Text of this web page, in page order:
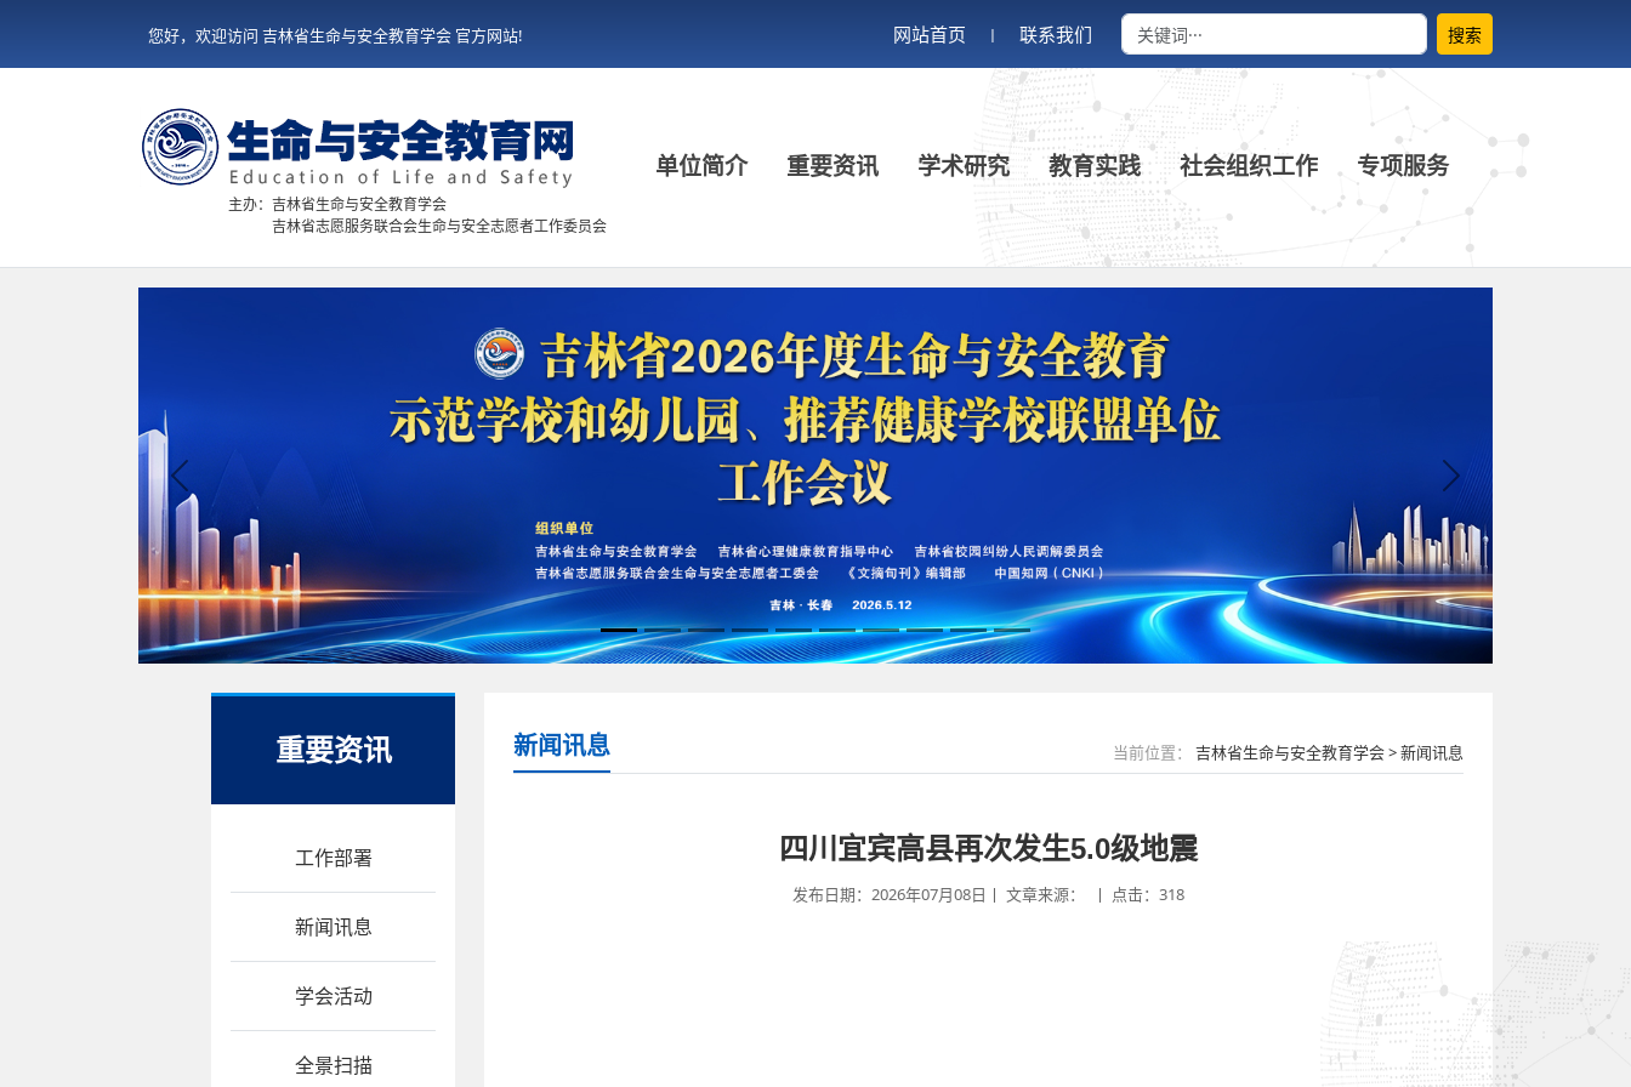
您好，欢迎访问 吉林省生命与安全教育学会 官方网站! 网站首页 丨 联系我们 搜索
主办：吉林省生命与安全教育学会
吉林省志愿服务联合会生命与安全志愿者工作委员会
单位简介 重要资讯 学术研究 教育实践 社会组织工作 专项服务
Previous Next
重要资讯
工作部署
新闻讯息
学会活动
全景扫描
新闻讯息 当前位置： 吉林省生命与安全教育学会 > 新闻讯息
四川宜宾高县再次发生5.0级地震
发布日期：2026年07月08日丨 文章来源： 丨 点击：318